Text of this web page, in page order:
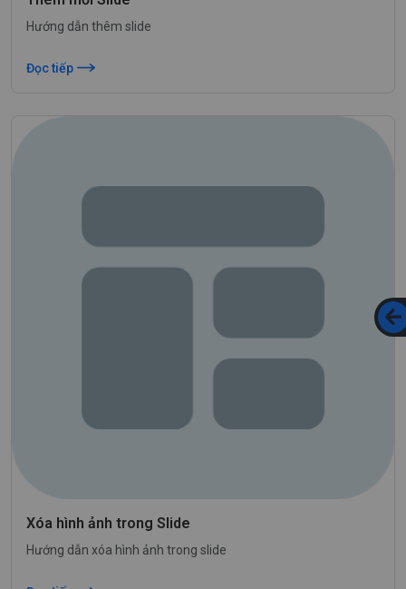
Hướng dẫn thêm slide
Đọc tiếp
Xóa hình ảnh trong Slide
Hướng dẫn xóa hình ảnh trong slide
Gửi đi